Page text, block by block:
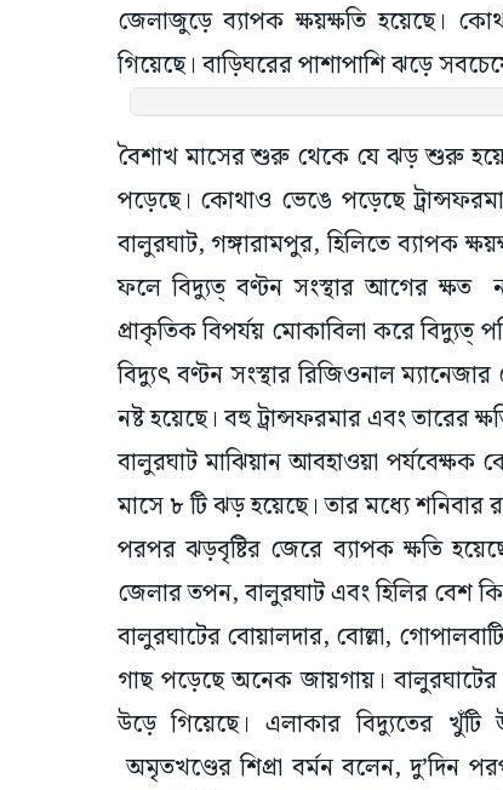
জেলাজুড়ে ব্যাপক ক্ষয়ক্ষতি হয়েছে।
গিয়েছে। বাড়িঘরের পাশাপাশি ঝড়ে
বৈশাখ মাসের শুরু থেকে যে ঝড় শুরু
পড়েছে। কোথাও ভেঙে পড়েছে
বালুরঘাট, গঙ্গারামপুর, হিলিতে ব্যাপক
ফলে বিদ্যুত্ বণ্টন সংস্থার আগের ক্ষত
প্রাকৃতিক বিপর্যয় মোকাবিলা করে বিদ্যুত্
বিদ্যুৎ বণ্টন সংস্থার রিজিওনাল
নষ্ট হয়েছে। বহু ট্রান্সফরমার এবং তারের
বালুরঘাট মাঝিয়ান আবহাওয়া পর্যবেক্ষক
মাসে ৮ টি ঝড় হয়েছে। তার মধ্যে
পরপর ঝড়বৃষ্টির জেরে ব্যাপক ক্ষতি
জেলার তপন, বালুরঘাট এবং হিলির বেশ
বালুরঘাটের বোয়ালদার, বোল্লা,
গাছ পড়েছে অনেক জায়গায়।
উড়ে গিয়েছে। এলাকার বিদ্যুতের
অমৃতখণ্ডের শিপ্রা বর্মন বলেন, দু’দিন